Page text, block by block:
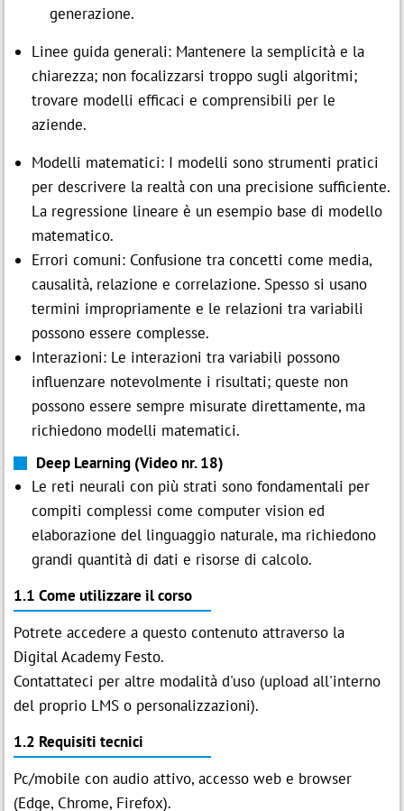
generazione.
Linee guida generali: Mantenere la semplicità e la
chiarezza; non focalizzarsi troppo sugli algoritmi;
trovare modelli efficaci e comprensibili per le
aziende.
Modelli matematici: I modelli sono strumenti pratici
per descrivere la realtà con una precisione sufficiente.
La regressione lineare è un esempio base di modello
matematico.
Errori comuni: Confusione tra concetti come media,
causalità, relazione e correlazione. Spesso si usano
termini impropriamente e le relazioni tra variabili
possono essere complesse.
Interazioni: Le interazioni tra variabili possono
influenzare notevolmente i risultati; queste non
possono essere sempre misurate direttamente, ma
richiedono modelli matematici.
Deep Learning (Video nr. 18)
Le reti neurali con più strati sono fondamentali per
compiti complessi come computer vision ed
elaborazione del linguaggio naturale, ma richiedono
grandi quantità di dati e risorse di calcolo.
1.1 Come utilizzare il corso
Potrete accedere a questo contenuto attraverso la
Digital Academy Festo.
Contattateci per altre modalità d'uso (upload all'interno
del proprio LMS o personalizzazioni).
1.2 Requisiti tecnici
Pc/mobile con audio attivo, accesso web e browser
(Edge, Chrome, Firefox).